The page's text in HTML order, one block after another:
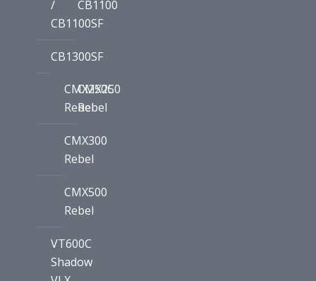
/
CB1100SF
CB1100
CB1300SF
CMX250C
Rebel
CMX250
Rebel
CMX300
Rebel
CMX500
Rebel
VT600C
Shadow